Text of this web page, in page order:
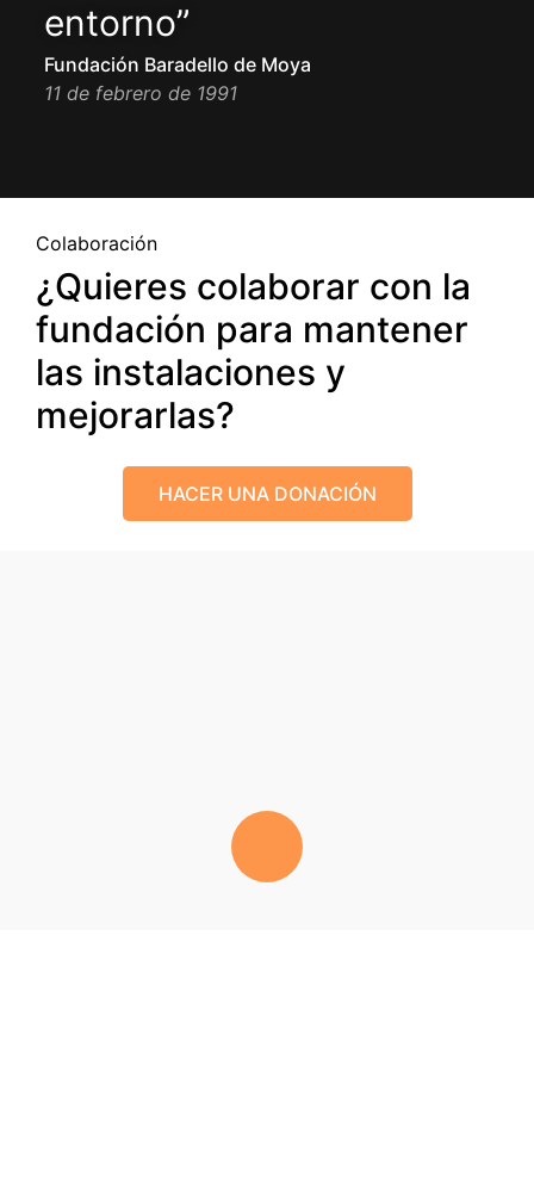
entorno”
Fundación Baradello de Moya
11 de febrero de 1991
Colaboración
¿Quieres colaborar con la
fundación para mantener
las instalaciones y
mejorarlas?
HACER UNA DONACIÓN